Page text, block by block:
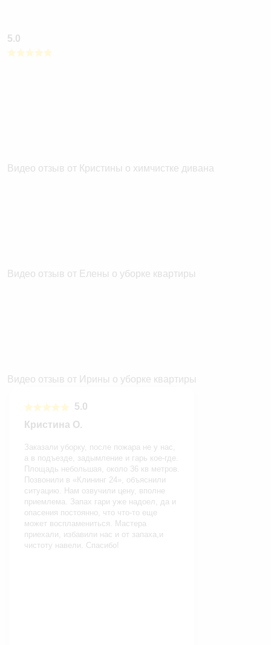
5.0
Видео отзыв от Кристины о химчистке дивана
Видео отзыв от Елены о уборке квартиры
Видео отзыв от Ирины о уборке квартиры
5.0
Кристина О.
Заказали уборку, после пожара не у нас,
а в подъезде, задымление и гарь кое-где.
Площадь небольшая, около 36 кв метров.
Позвонили в «Клининг 24», объяснили
ситуацию. Нам озвучили цену, вполне
приемлема. Запах гари уже надоел, да и
опасения постоянно, что что-то еще
может воспламениться. Мастера
приехали, избавили нас и от запаха,и
чистоту навели. Спасибо!